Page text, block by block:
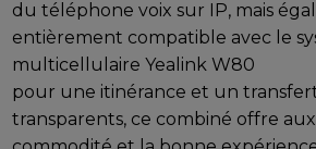
du téléphone voix sur IP, mais
entièrement compatible avec le
multicellulaire Yealink W80
pour une itinérance et un
transparents, ce combiné offre